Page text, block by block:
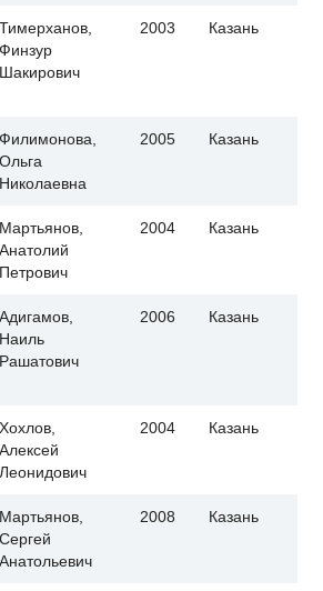
Тимерханов,
Финзур
Шакирович
2003 Казань
Филимонова,
Ольга
Николаевна
2005 Казань
Мартьянов,
Анатолий
Петрович
2004 Казань
Адигамов,
Наиль
Рашатович
2006 Казань
Хохлов,
Алексей
Леонидович
2004 Казань
Мартьянов,
Сергей
Анатольевич
2008 Казань